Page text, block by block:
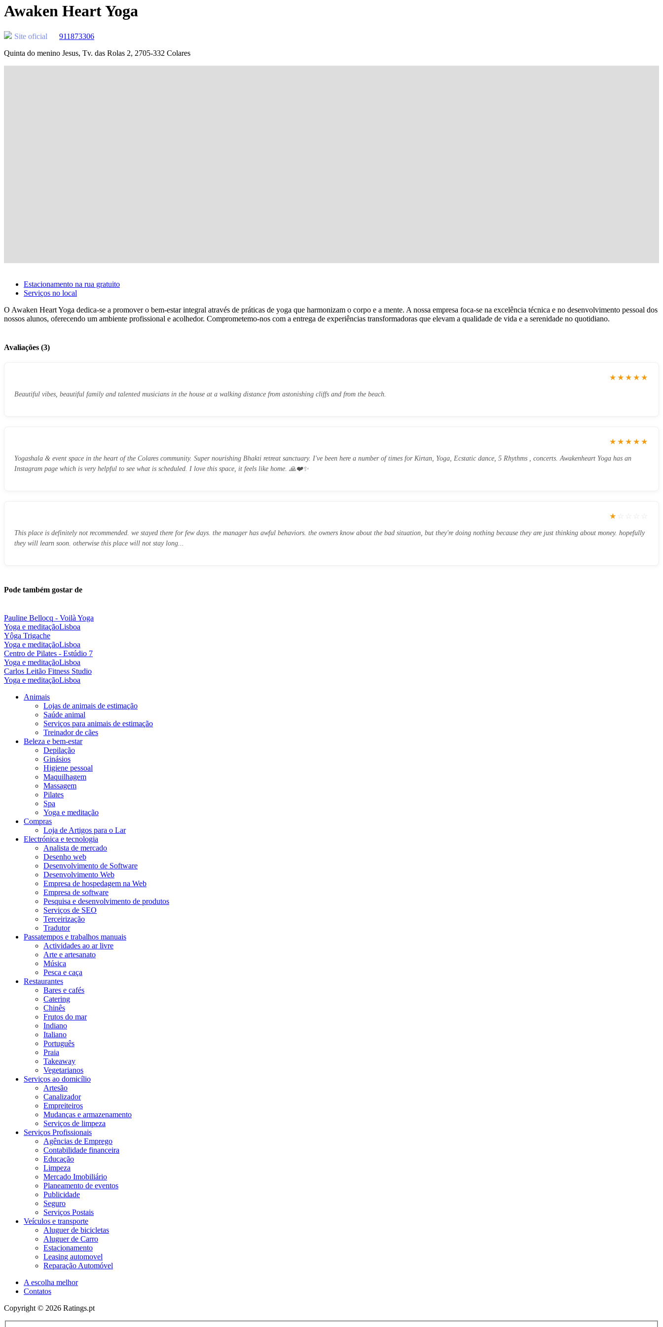
Awaken Heart Yoga
Site oficial
911873306
Quinta do menino Jesus, Tv. das Rolas 2, 2705-332 Colares
Estacionamento na rua gratuito
Serviços no local
O Awaken Heart Yoga dedica-se a promover o bem-estar integral através de práticas de yoga que harmonizam o corpo e a mente. A nossa empresa foca-se na excelência técnica e no desenvolvimento pessoal dos
nossos alunos, oferecendo um ambiente profissional e acolhedor. Comprometemo-nos com a entrega de experiências transformadoras que elevam a qualidade de vida e a serenidade no quotidiano.
Avaliações (3)
★★★★★
Beautiful vibes, beautiful family and talented musicians in the house at a walking distance from astonishing cliffs and from the beach.
★★★★★
Yogashala & event space in the heart of the Colares community. Super nourishing Bhakti retreat sanctuary. I've been here a number of times for Kirtan, Yoga, Ecstatic dance, 5 Rhythms , concerts. Awakenheart Yoga has an
Instagram page which is very helpful to see what is scheduled. I love this space, it feels like home. 🙏❤️✨️
★
This place is definitely not recommended. we stayed there for few days. the manager has awful behaviors. the owners know about the bad situation, but they're doing nothing because they are just thinking about money. hopefully
they will learn soon. otherwise this place will not stay long...
Pode também gostar de
Pauline Bellocq - Voilà Yoga
Yoga e meditaçãoLisboa
Yôga Trigache
Yoga e meditaçãoLisboa
Centro de Pilates - Estúdio 7
Yoga e meditaçãoLisboa
Carlos Leitão Fitness Studio
Yoga e meditaçãoLisboa
Animais
Lojas de animais de estimação
Saúde animal
Serviços para animais de estimação
Treinador de cães
Beleza e bem-estar
Depilação
Ginásios
Higiene pessoal
Maquilhagem
Massagem
Pilates
Spa
Yoga e meditação
Compras
Loja de Artigos para o Lar
Electrónica e tecnologia
Analista de mercado
Desenho web
Desenvolvimento de Software
Desenvolvimento Web
Empresa de hospedagem na Web
Empresa de software
Pesquisa e desenvolvimento de produtos
Serviços de SEO
Terceirização
Tradutor
Passatempos e trabalhos manuais
Actividades ao ar livre
Arte e artesanato
Música
Pesca e caça
Restaurantes
Bares e cafés
Catering
Chinês
Frutos do mar
Indiano
Italiano
Português
Praia
Takeaway
Vegetarianos
Serviços ao domicílio
Artesão
Canalizador
Empreiteiros
Mudanças e armazenamento
Serviços de limpeza
Serviços Profissionais
Agências de Emprego
Contabilidade financeira
Educação
Limpeza
Mercado Imobiliário
Planeamento de eventos
Publicidade
Seguro
Serviços Postais
Veículos e transporte
Aluguer de bicicletas
Aluguer de Carro
Estacionamento
Leasing automovel
Reparação Automóvel
A escolha melhor
Contatos
Copyright © 2026 Ratings.pt